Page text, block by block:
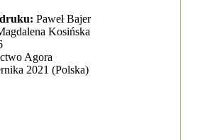
Paweł Bajer
Kosińska
Agora
2021 (Polska)